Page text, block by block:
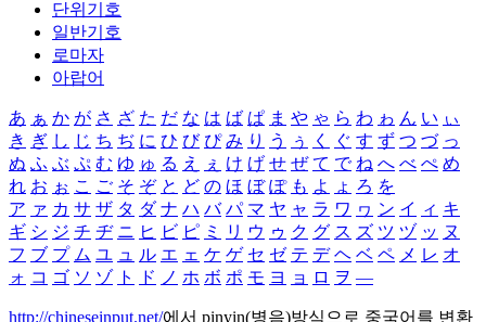
단위기호
일반기호
로마자
아랍어
あ ぁ か が さ ざ た だ な は ば ぱ ま や ゃ ら わ ゎ ん い ぃ
き ぎ し じ ち ぢ に ひ び ぴ み り う ぅ く ぐ す ず つ づ っ
ぬ ふ ぶ ぷ む ゆ ゅ る え ぇ け げ せ ぜ て で ね へ べ ぺ め
れ お ぉ こ ご そ ぞ と ど の ほ ぼ ぽ も よ ょ ろ を
ア ァ カ サ ザ タ ダ ナ ハ バ パ マ ヤ ャ ラ ワ ヮ ン イ ィ キ
ギ シ ジ チ ヂ ニ ヒ ビ ピ ミ リ ウ ゥ ク グ ス ズ ツ ヅ ッ ヌ
フ ブ プ ム ユ ュ ル エ ェ ケ ゲ セ ゼ テ デ ヘ ベ ペ メ レ オ
ォ コ ゴ ソ ゾ ト ド ノ ホ ボ ポ モ ヨ ョ ロ ヲ ―
http://chineseinput.net/에서 pinyin(병음)방식으로 중국어를 변환